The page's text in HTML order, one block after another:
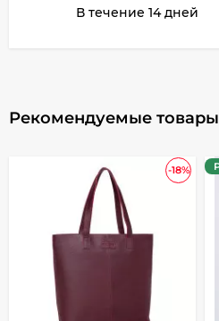
В течение 14 дней
Рекомендуемые товары
-18%